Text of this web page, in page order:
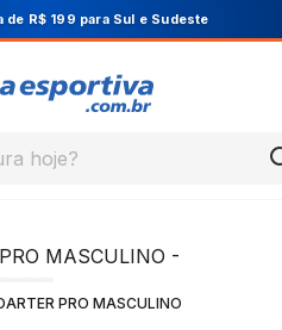
para 10% OFF na 1ª compra
hoje?
PRO MASCULINO